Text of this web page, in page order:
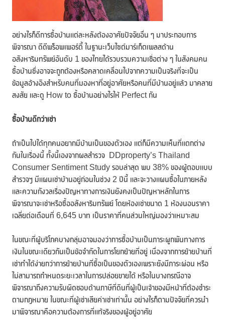
อย่างไรก็ดีการซื้อบ้านแต่ละหลังต้องอาศัยปัจจัยอื่น ๆ มาประกอบการ
พิจารณา ดีดีพร็อพเพอร์ตี้ ในฐานะเว็บไซต์มาร์เก็ตเพลสด้าน
อสังหาริมทรัพย์อันดับ 1 ของไทยได้รวบรวมความเชื่อต่าง ๆ ในสังคมคน
ซื้อบ้านซึ่งอาจจะถูกต้องหรือคลาดเคลื่อนไปจากความเป็นจริงที่จะเป็น
ข้อมูลอ้างอิงสำหรับคนที่มองหาที่อยู่อาศัยหรือคนที่มีบ้านอยู่แล้ว มาคลาย
สงสัย และดู How to ซื้อบ้านอย่างไรให้ Perfect กัน
ซื้อบ้านดีกว่าเช่า
ถ้าเป็นไปได้ทุกคนอยากมีบ้านเป็นของตัวเอง แต่ก็มีความเห็นที่แตกต่าง
กันในเรื่องนี้ ทั้งนี้เองจากผลสำรวจ DDproperty’s Thailand
Consumer Sentiment Study รอบล่าสุด พบ 38% ของผู้ตอบแบบ
สำรวจฯ มีแผนเช่าบ้านอยู่ก่อนในช่วง 2 ปีนี้ และจะวางแผนซื้อในภายหลัง
และความกังวลเรื่องปัญหาทางการเงินยังคงเป็นปัญหาหลักในการ
พิจารณาจะเช่าหรือซื้ออสังหาริมทรัพย์ โดยห้องเช่าขนาด 1 ห้องนอนราคา
เฉลี่ยต่อเดือนที่ 6,645 บาท เป็นราคาที่คนส่วนใหญ่มองว่าเหมาะสม
ในขณะที่ผู้บริโภคบางกลุ่มอาจมองว่าการซื้อบ้านเป็นภาระผูกพันทางการ
เงินในขณะเดียวกันเป็นข้อจำกัดในการโยกย้ายที่อยู่ เนื่องจากการย้ายบ้านที่
เช่าทำได้ง่ายกว่าการย้ายบ้านที่ซื้อเป็นของตัวเองเพราะยังมีภาระผ่อน หรือ
ไม่สามารถกำหนดระยะเวลาในการปล่อยขายได้ หรือในบางกรณีอาจ
พิจารณาถึงความรับผิดชอบด้านภาษีที่ดินที่ผู้เป็นเจ้าของมีหน้าที่ต้องชำระ
ตามกฎหมาย ในขณะที่ผู้เช่าเสียค่าเช่าเท่านั้น อย่างไรก็ตามปัจจัยที่ควรนำ
มาพิจารณาคือความต้องการที่แท้จริงของผู้อยู่อาศัย